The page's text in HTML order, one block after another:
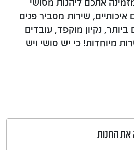
שירות מסביר פנים
ביותר, נקיון מוקפד, עובדים
מיוחדות! כי יש סושי ויש
את החנות